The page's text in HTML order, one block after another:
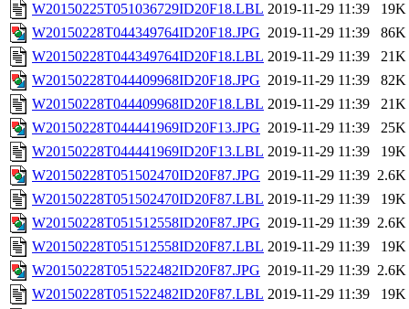
W20150225T051036729ID20F18.LBL 2019-11-29 11:39
19K
W20150228T044349764ID20F18.JPG 2019-11-29 11:39
86K
W20150228T044349764ID20F18.LBL 2019-11-29 11:39
21K
W20150228T044409968ID20F18.JPG 2019-11-29 11:39
82K
W20150228T044409968ID20F18.LBL 2019-11-29 11:39
21K
W20150228T044441969ID20F13.JPG 2019-11-29 11:39
25K
W20150228T044441969ID20F13.LBL 2019-11-29 11:39
19K
W20150228T051502470ID20F87.JPG 2019-11-29 11:39 2.6K
W20150228T051502470ID20F87.LBL 2019-11-29 11:39
19K
W20150228T051512558ID20F87.JPG 2019-11-29 11:39 2.6K
W20150228T051512558ID20F87.LBL 2019-11-29 11:39
19K
W20150228T051522482ID20F87.JPG 2019-11-29 11:39 2.6K
W20150228T051522482ID20F87.LBL 2019-11-29 11:39
19K